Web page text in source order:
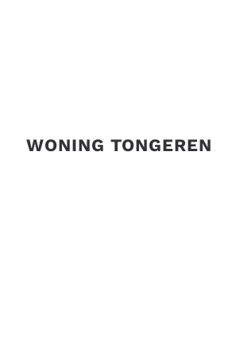
WONING TONGEREN